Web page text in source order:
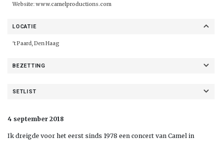
Website: www.camelproductions.com
LOCATIE
't Paard, Den Haag
BEZETTING
SETLIST
4 september 2018
Ik dreigde voor het eerst sinds 1978 een concert van Camel in